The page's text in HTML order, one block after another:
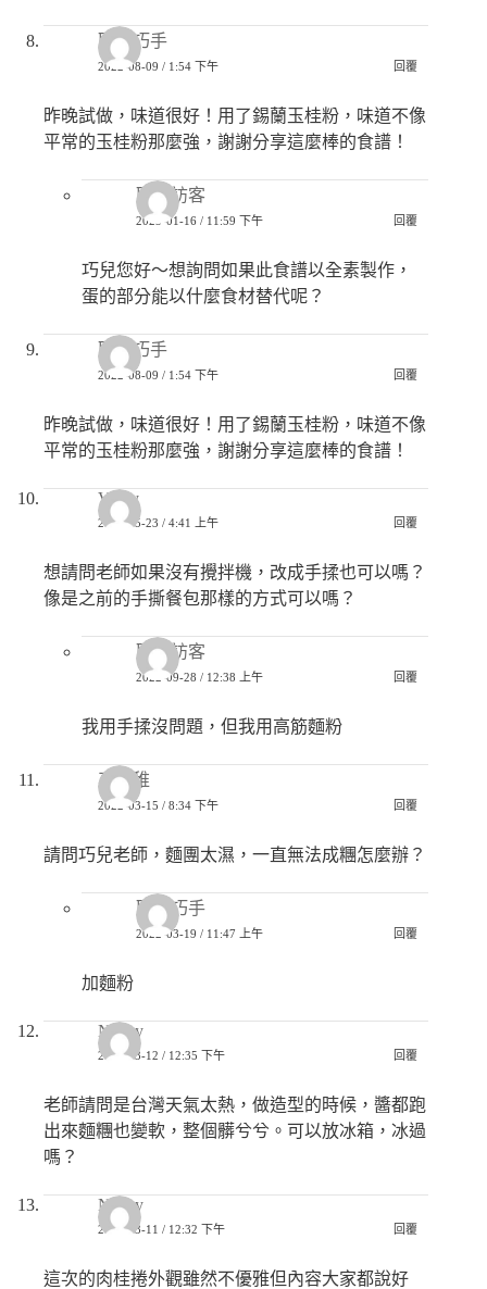
匿名巧手
2022-08-09 / 1:54 下午 回覆
昨晚試做，味道很好！用了錫蘭玉桂粉，味道不像
平常的玉桂粉那麼強，謝謝分享這麼棒的食譜！
匿名訪客
2023-01-16 / 11:59 下午 回覆
巧兒您好～想詢問如果此食譜以全素製作，
蛋的部分能以什麼食材替代呢？
匿名巧手
2022-08-09 / 1:54 下午 回覆
昨晚試做，味道很好！用了錫蘭玉桂粉，味道不像
平常的玉桂粉那麼強，謝謝分享這麼棒的食譜！
Vicky
2022-05-23 / 4:41 上午 回覆
想請問老師如果沒有攪拌機，改成手揉也可以嗎？
像是之前的手撕餐包那樣的方式可以嗎？
匿名訪客
2022-09-28 / 12:38 上午 回覆
我用手揉沒問題，但我用高筋麵粉
巫秀稚
2022-03-15 / 8:34 下午 回覆
請問巧兒老師，麵團太濕，一直無法成糰怎麼辦？
匿名巧手
2022-03-19 / 11:47 上午 回覆
加麵粉
Nancy
2022-03-12 / 12:35 下午 回覆
老師請問是台灣天氣太熱，做造型的時候，醬都跑
出來麵糰也變軟，整個髒兮兮。可以放冰箱，冰過
嗎？
Nancy
2022-03-11 / 12:32 下午 回覆
這次的肉桂捲外觀雖然不優雅但內容大家都說好